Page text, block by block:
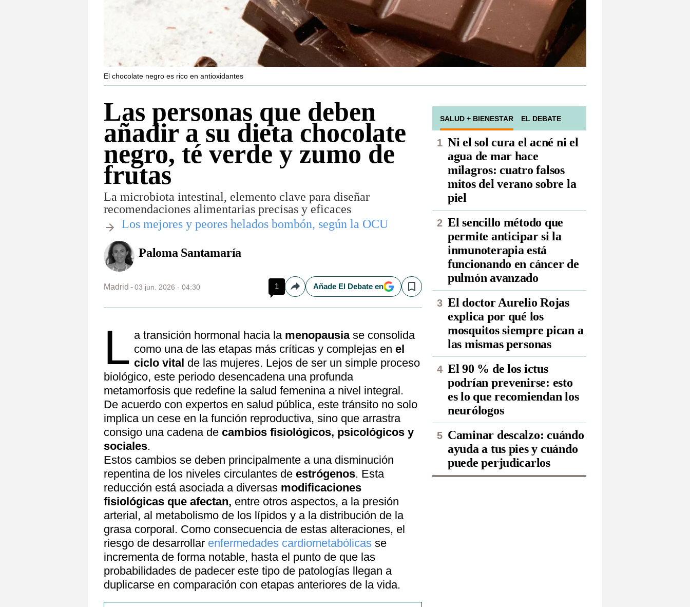
El chocolate negro es rico en antioxidantes
Las personas que deben
añadir a su dieta chocolate
negro, té verde y zumo de
frutas
La microbiota intestinal, elemento clave para diseñar
recomendaciones alimentarias precisas y eficaces
​Los mejores y peores helados bombón, según la OCU
Paloma Santamaría
Madrid 03 jun. 2026 - 04:30 1 CompartirAñade El Debate en Save
L a transición hormonal hacia lamenopausiase consolida
como una de las etapas más críticas y complejas enel
ciclo vital de las mujeres. Lejos de ser un simple proceso
biológico, este periodo desencadena una profunda
metamorfosis que redefine la salud femenina a nivel integral.
De acuerdo con expertos en salud pública, este tránsito no solo
implica un cese en la función reproductiva, sino que arrastra
consigo una cadena de cambios fisiológicos, psicológicos y
sociales.
Estos cambios se deben principalmente a una disminución
repentina de los niveles circulantes de estrógenos. Esta
reducción está asociada a diversas modificaciones
fisiológicas que afectan, entre otros aspectos, a la presión
arterial, al metabolismo de los lípidos y a la distribución de la
grasa corporal. Como consecuencia de estas alteraciones, el
riesgo de desarrollar enfermedades cardiometabólicas se
incrementa de forma notable, hasta el punto de que las
probabilidades de padecer este tipo de patologías llegan a
duplicarse en comparación con etapas anteriores de la vida.
SALUD + BIENESTAR EL DEBATE
Ni el sol cura el acné ni el
agua de mar hace
milagros: cuatro falsos
mitos del verano sobre la
piel
El sencillo método que
permite anticipar si la
inmunoterapia está
funcionando en cáncer de
pulmón avanzado
El doctor Aurelio Rojas
explica por qué los
mosquitos siempre pican a
las mismas personas
El 90 % de los ictus
podrían prevenirse: esto
es lo que recomiendan los
neurólogos
Caminar descalzo: cuándo
ayuda a tus pies y cuándo
puede perjudicarlos